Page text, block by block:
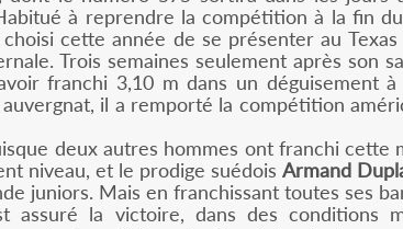
à reprendre la compétition à la fin du
cette année de se présenter au Texas
Trois semaines seulement après son
franchi 3,10 m dans un déguisement à
il a remporté la compétition
deux autres hommes ont franchi cette
niveau, et le prodige suédoisArmand
juniors. Mais en franchissant toutes ses
assuré la victoire, dans des conditions